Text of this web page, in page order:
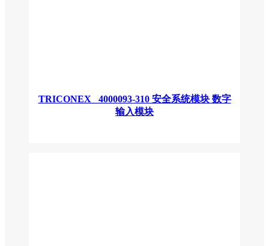
TRICONEX 4000093-310 安全系统模块 数字
输入模块